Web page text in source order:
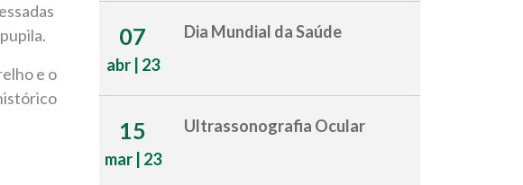
e o
07
abr | 23
Dia Mundial da Saúde
15
mar | 23
Ultrassonografia Ocular